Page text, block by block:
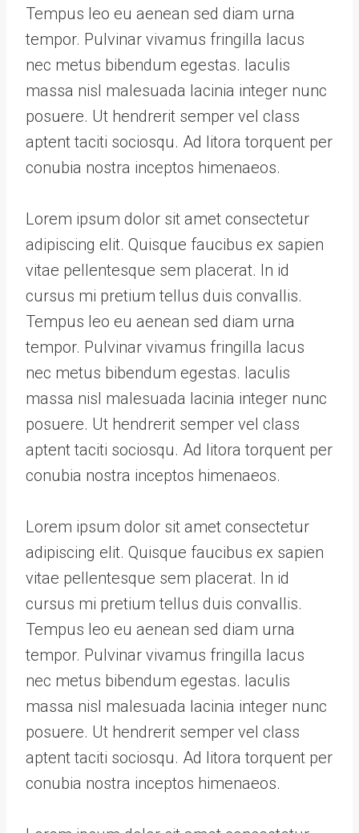
Tempus leo eu aenean sed diam urna
tempor. Pulvinar vivamus fringilla lacus
nec metus bibendum egestas. Iaculis
massa nisl malesuada lacinia integer nunc
posuere. Ut hendrerit semper vel class
aptent taciti sociosqu. Ad litora torquent per
conubia nostra inceptos himenaeos.
Lorem ipsum dolor sit amet consectetur
adipiscing elit. Quisque faucibus ex sapien
vitae pellentesque sem placerat. In id
cursus mi pretium tellus duis convallis.
Tempus leo eu aenean sed diam urna
tempor. Pulvinar vivamus fringilla lacus
nec metus bibendum egestas. Iaculis
massa nisl malesuada lacinia integer nunc
posuere. Ut hendrerit semper vel class
aptent taciti sociosqu. Ad litora torquent per
conubia nostra inceptos himenaeos.
Lorem ipsum dolor sit amet consectetur
adipiscing elit. Quisque faucibus ex sapien
vitae pellentesque sem placerat. In id
cursus mi pretium tellus duis convallis.
Tempus leo eu aenean sed diam urna
tempor. Pulvinar vivamus fringilla lacus
nec metus bibendum egestas. Iaculis
massa nisl malesuada lacinia integer nunc
posuere. Ut hendrerit semper vel class
aptent taciti sociosqu. Ad litora torquent per
conubia nostra inceptos himenaeos.